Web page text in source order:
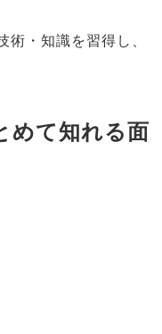
術・知識を習得し 、
めて知れる面